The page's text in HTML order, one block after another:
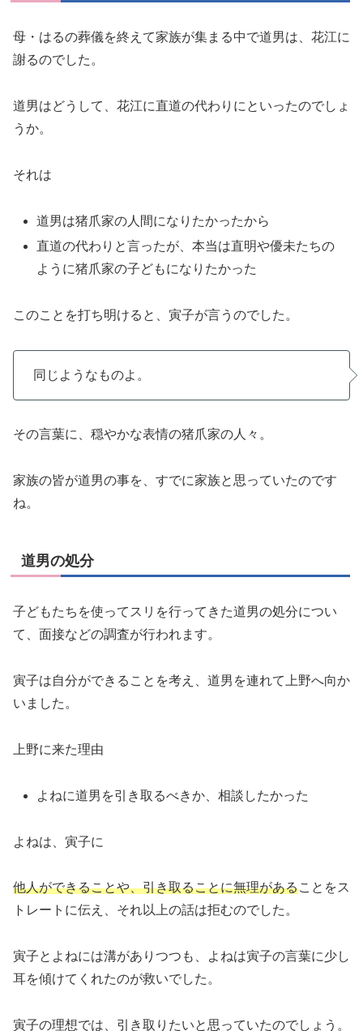
母・はるの葬儀を終えて家族が集まる中で道男は、花江に
謝るのでした。
道男はどうして、花江に直道の代わりにといったのでしょ
うか。
それは
道男は猪爪家の人間になりたかったから
直道の代わりと言ったが、本当は直明や優未たちの
ように猪爪家の子どもになりたかった
このことを打ち明けると、寅子が言うのでした。
同じようなものよ。
その言葉に、穏やかな表情の猪爪家の人々。
家族の皆が道男の事を、すでに家族と思っていたのです
ね。
道男の処分
子どもたちを使ってスリを行ってきた道男の処分につい
て、面接などの調査が行われます。
寅子は自分ができることを考え、道男を連れて上野へ向か
いました。
上野に来た理由
よねに道男を引き取るべきか、相談したかった
よねは、寅子に
他人ができることや、引き取ることに無理があることをス
トレートに伝え、それ以上の話は拒むのでした。
寅子とよねには溝がありつつも、よねは寅子の言葉に少し
耳を傾けてくれたのが救いでした。
寅子の理想では、引き取りたいと思っていたのでしょう。